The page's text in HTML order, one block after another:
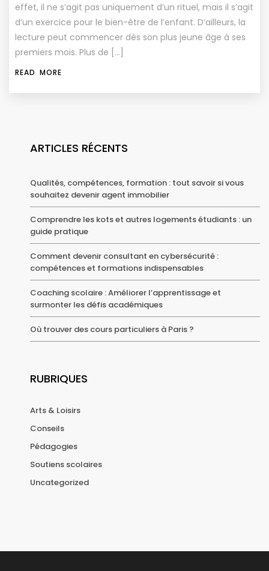
effet, il ne s’agit pas uniquement d’un rituel, mais il s’agit
d’un exercice pour le bien-être de l’enfant. D’ailleurs, la
lecture peut commencer dès son plus jeune âge à ses
premiers mois. Plus de […]
READ MORE
ARTICLES RÉCENTS
Qualités, compétences, formation : tout savoir si vous
souhaitez devenir agent immobilier
Comprendre les kots et autres logements étudiants : un
guide pratique
Comment devenir consultant en cybersécurité :
compétences et formations indispensables
Coaching scolaire : Améliorer l’apprentissage et
surmonter les défis académiques
Où trouver des cours particuliers à Paris ?
RUBRIQUES
Arts & Loisirs
Conseils
Pédagogies
Soutiens scolaires
Uncategorized